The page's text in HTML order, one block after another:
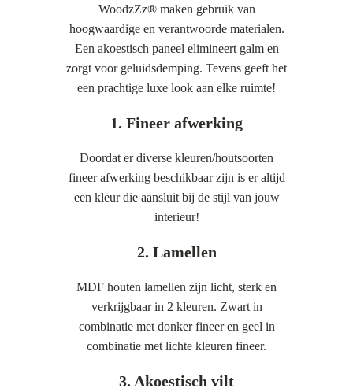
WoodzZz® maken gebruik van
hoogwaardige en verantwoorde materialen.
Een akoestisch paneel elimineert galm en
zorgt voor geluidsdemping. Tevens geeft het
een prachtige luxe look aan elke ruimte!
1. Fineer afwerking
Doordat er diverse kleuren/houtsoorten
fineer afwerking beschikbaar zijn is er altijd
een kleur die aansluit bij de stijl van jouw
interieur!
2. Lamellen
MDF houten lamellen zijn licht, sterk en
verkrijgbaar in 2 kleuren. Zwart in
combinatie met donker fineer en geel in
combinatie met lichte kleuren fineer.
3. Akoestisch vilt